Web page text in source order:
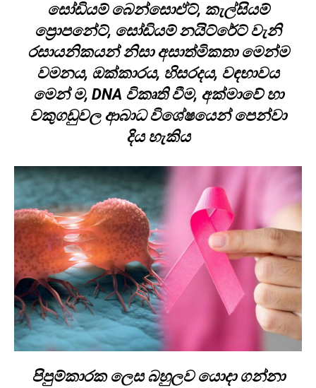
සෝඩියම් බෙන්සොඒට්, කැල්සියම්
ප්‍රොපනේට්, සෝඩියම් නයිට්රේට් වැනි
රසායනිකයන් නිසා අසාත්මිකතා මෙන්ම
වමනය, ඔක්කාරය, හිසරදය, වඳභාවය
මෙන් ම, DNA විකෘති වීම, අක්මාවේ හා
වකුගඩුවල ආබාධ විශේෂයෙන් පෙන්වා
දිය හැකිය
පිපුම්කාරක ලෙස බහුලව යොදා ගන්නා